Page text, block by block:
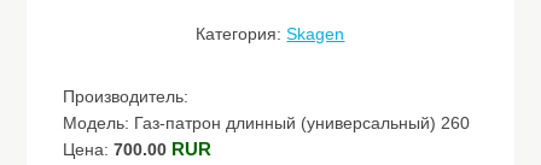
Категория:Skagen
Производитель:
Модель: Газ-патрон длинный (универсальный) 260
Цена:700.00 RUR